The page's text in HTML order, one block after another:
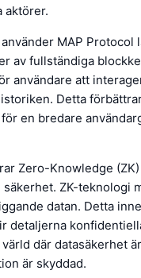
aktörer.
MAP Protocol
av fullständiga
användare att
Detta
en bredare
Zero-Knowledge
ZK-teknologi
datan. Detta
detaljerna
där datasäkerhet
är skyddad.